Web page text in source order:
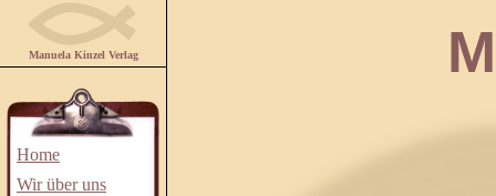
Manuela Kinzel Verlag
Home
Wir über uns